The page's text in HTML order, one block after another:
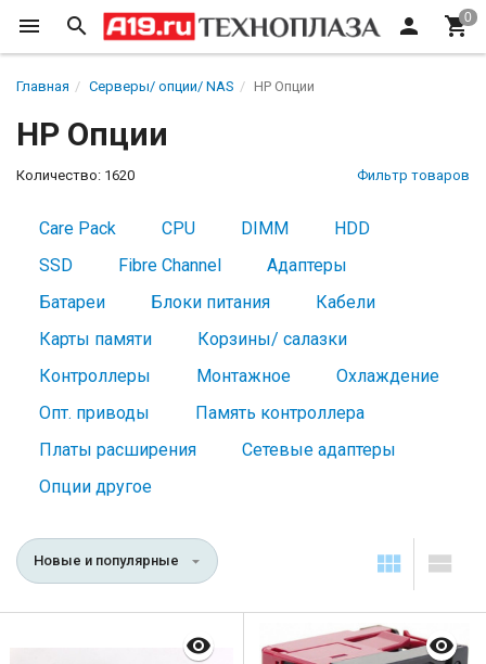
Главная Серверы/ опции/ NAS HP Опции
HP Опции
Количество: 1620 Фильтр товаров
Care Pack CPU DIMM
HDD
SSD
Fibre Channel
Адаптеры
Батареи
Блоки питания
Кабели
Карты памяти
Корзины/ салазки
Контроллеры
Монтажное
Охлаждение
Опт. приводы
Память контроллера
Платы расширения
Сетевые адаптеры
Опции другое
Новые и популярные